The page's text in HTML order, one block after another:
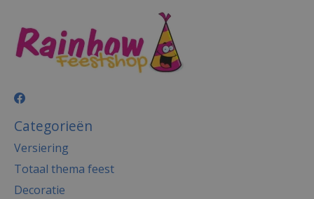
Categorieën
Versiering
Totaal thema feest
Decoratie